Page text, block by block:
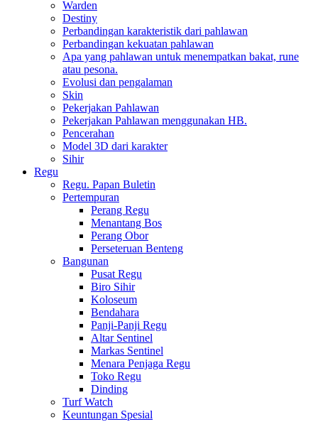
Warden
Destiny
Perbandingan karakteristik dari pahlawan
Perbandingan kekuatan pahlawan
Apa yang pahlawan untuk menempatkan bakat, rune
atau pesona.
Evolusi dan pengalaman
Skin
Pekerjakan Pahlawan
Pekerjakan Pahlawan menggunakan HB.
Pencerahan
Model 3D dari karakter
Sihir
Regu
Regu. Papan Buletin
Pertempuran
Perang Regu
Menantang Bos
Perang Obor
Perseteruan Benteng
Bangunan
Pusat Regu
Biro Sihir
Koloseum
Bendahara
Panji-Panji Regu
Altar Sentinel
Markas Sentinel
Menara Penjaga Regu
Toko Regu
Dinding
Turf Watch
Keuntungan Spesial